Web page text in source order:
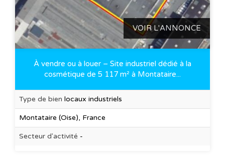
VOIR L'ANNONCE
À vendre ou à louer – Site industriel dédié à la
cosmétique de 5 117 m² à Montataire...
Type de bien locaux industriels
Montataire (Oise), France
Secteur d'activité -